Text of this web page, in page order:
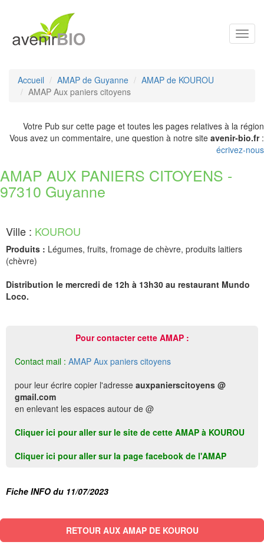
Accueil AMAP de Guyanne
AMAP de KOUROU
AMAP Aux paniers citoyens
Votre Pub sur cette page et toutes les pages relatives à la région
Vous avez un commentaire, une question à notre site avenir-bio.fr:
écrivez-nous
AMAP AUX PANIERS CITOYENS -
97310 Guyanne
Ville : KOUROU
Produits : Légumes, fruits, fromage de chèvre, produits laitiers
(chèvre)
Distribution le mercredi de 12h à 13h30 au restaurant Mundo
Loco.
Pour contacter cette AMAP :
Contact mail : AMAP Aux paniers citoyens
pour leur écrire copier l'adresse auxpanierscitoyens @
gmail.com
en enlevant les espaces autour de @
Cliquer ici pour aller sur le site de cette AMAP à KOUROU
Cliquer ici pour aller sur la page facebook de l'AMAP
Fiche INFO du 11/07/2023
RETOUR AUX AMAP DE KOUROU